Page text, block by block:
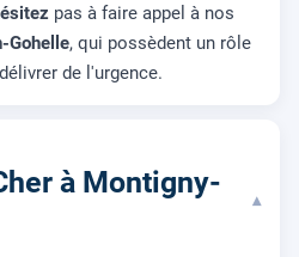
pas à faire appel à nos
Gohelle, qui possèdent un rôle
de l'urgence.
à Montigny-
▾